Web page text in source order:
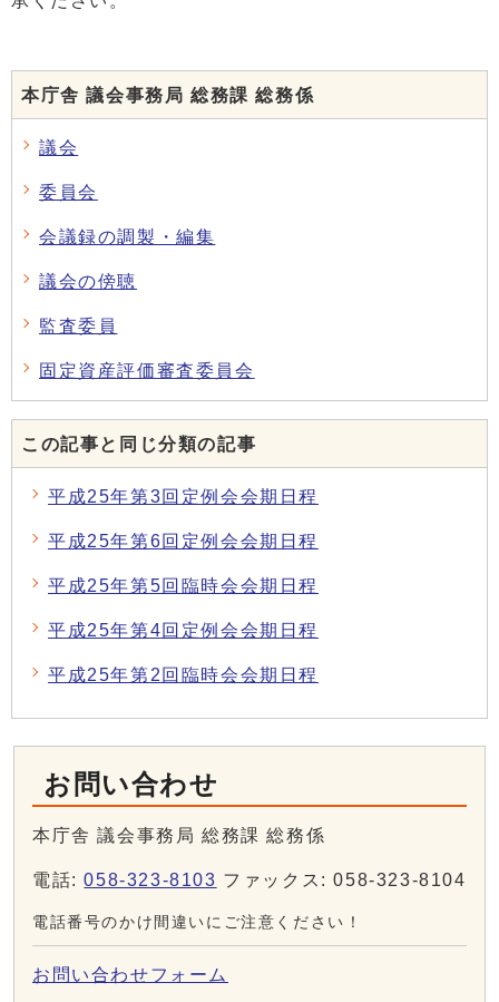
本庁舎 議会事務局 総務課 総務係
議会
委員会
会議録の調製・編集
議会の傍聴
監査委員
固定資産評価審査委員会
この記事と同じ分類の記事
平成25年第3回定例会会期日程
平成25年第6回定例会会期日程
平成25年第5回臨時会会期日程
平成25年第4回定例会会期日程
平成25年第2回臨時会会期日程
お問い合わせ
本庁舎 議会事務局 総務課 総務係
電話:058-323-8103 ファックス: 058-323-8104
電話番号のかけ間違いにご注意ください！
お問い合わせフォーム